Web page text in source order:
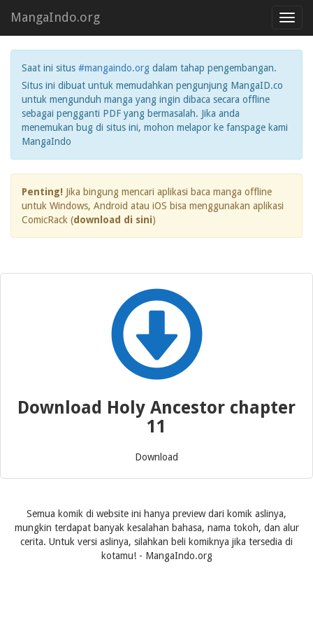
MangaIndo.org
Saat ini situs #mangaindo.org dalam tahap pengembangan.
Situs ini dibuat untuk memudahkan pengunjung MangaID.co
untuk mengunduh manga yang ingin dibaca secara offline
sebagai pengganti PDF yang bermasalah. Jika anda
menemukan bug di situs ini, mohon melapor ke fanspage kami
MangaIndo
Penting! Jika bingung mencari aplikasi baca manga offline
untuk Windows, Android atau iOS bisa menggunakan aplikasi
ComicRack (download di sini)
Download Holy Ancestor chapter
11
Download
Semua komik di website ini hanya preview dari komik aslinya,
mungkin terdapat banyak kesalahan bahasa, nama tokoh, dan alur
cerita. Untuk versi aslinya, silahkan beli komiknya jika tersedia di
kotamu! - MangaIndo.org